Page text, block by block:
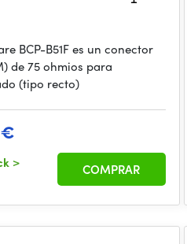
BCP-B51F es un conector
de 75 ohmios para
(tipo recto)
>
COMPRAR